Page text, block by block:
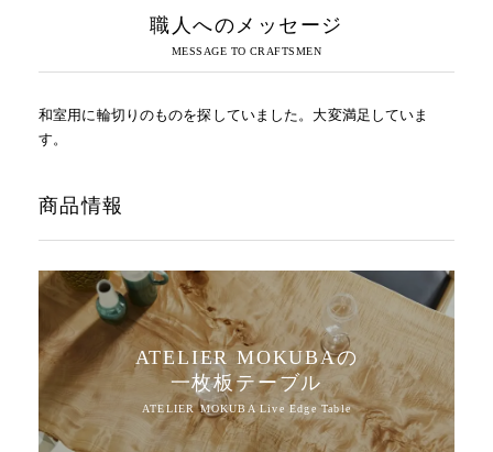
職人へのメッセージ
和室用に輪切りのものを探していました。大変満足していま
す。
商品情報
ATELIER MOKUBAの
一枚板テーブル